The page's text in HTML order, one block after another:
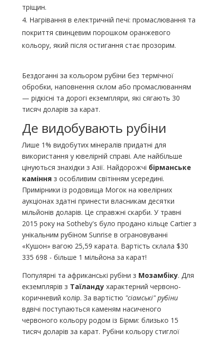
тріщин.
Нагрівання в електричній печі: промаслювання та
покриття свинцевим порошком оранжевого
кольору, який після остигання стає прозорим.
Бездоганні за кольором рубіни без термічної
обробки, наповнення склом або промаслюванням
— рідкісні та дорогі екземпляри, які сягають 30
тисяч доларів за карат.
Де видобувають рубіни
Лише 1% видобутих мінералів придатні для
використання у ювелірній справі. Але найбільше
цінуються знахідки з Азії. Найдорожчі бірманське
каміння з особливим світінням усередині.
Примірники із родовища Могок на ювелірних
аукціонах здатні принести власникам десятки
мільйонів доларів. Це справжні скарби. У травні
2015 року на Sotheby's було продано кільце Cartier з
унікальним рубіном Sunrise в ограновуванні
«Кушон» вагою 25,59 карата. Вартість склала $30
335 698 - більше 1 мільйона за карат!
Популярні та африканські рубіни з Мозамбіку. Для
екземплярів з Таїландухарактерний червоно-
коричневий колір. За вартістю "сіамські" рубіни
вдвічі поступаються каменям насиченого
червоного кольору родом із Бірми: близько 15
тисяч доларів за карат. Рубіни кольору стиглої